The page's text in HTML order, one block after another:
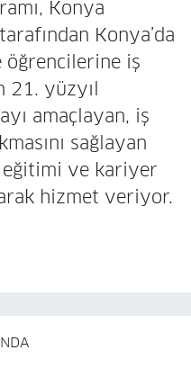
Konya
Konya’da
iş
21. yüzyıl
amaçlayan, iş
sağlayan
eğitimi ve kariyer
hizmet veriyor.